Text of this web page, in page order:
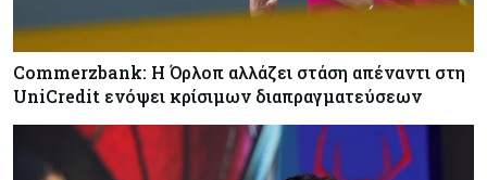
Commerzbank: Η Όρλοπ αλλάζει στάση απέναντι στη
UniCredit ενόψει κρίσιμων διαπραγματεύσεων